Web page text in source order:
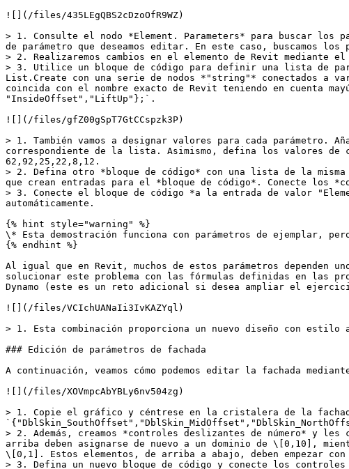
![](/files/435LEgQBS2cDzoOfR9WZ)
> 1. Consulte el nodo *Element. Parameters* para buscar los
de parámetro que deseamos editar. En este caso, buscamos
> 2. Realizaremos cambios en el elemento de Revit mediante el
> 3. Utilice un bloque de código para definir una lista de
List.Create con una serie de nodos *"string"* conectados a
coincida con el nombre exacto de Revit teniendo en cuenta
"InsideOffset","LiftUp"};`.
![](/files/gfZ00gSpT7GtCCspzk3P)
> 1. También vamos a designar valores para cada
correspondiente de la lista. Asimismo, defina los valores de
62,92,25,22,8,12.
> 2. Defina otro *bloque de código* con una lista de la
que crean entradas para el *bloque de código*. Conecte
> 3. Conecte el bloque de código *a la entrada de valor
automáticamente.
{% hint style="warning" %}
\* Esta demostración funciona con parámetros de ejemplar,
{% endhint %}
Al igual que en Revit, muchos de estos parámetros dependen
solucionar este problema con las fórmulas definidas en las
Dynamo (este es un reto adicional si desea ampliar el
![](/files/VCIchUANaIi3IvKAZYql)
> 1. Esta combinación proporciona un nuevo diseño con
### Edición de parámetros de fachada
A continuación, veamos cómo podemos editar la fachada
![](/files/XOVmpcAbYBLy6nv504zg)
> 1. Copie el gráfico y céntrese en la cristalera de la
> 2. Además, creamos *controles deslizantes de número* y les
arriba deben asignarse de nuevo a un dominio de \[0,10],
\[0,1]. Estos elementos, de arriba a abajo, deben empezar
> 3. Defina un nuevo bloque de código y conecte los